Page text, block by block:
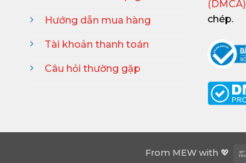
Hướng dẫn mua hàng
Tài khoản thanh toán
Câu hỏi thường gặp
(DMCA)
chép.
From MEW with 💖